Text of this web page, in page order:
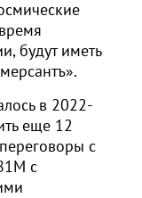
будут иметь
в 2022-
еще 12
с
с